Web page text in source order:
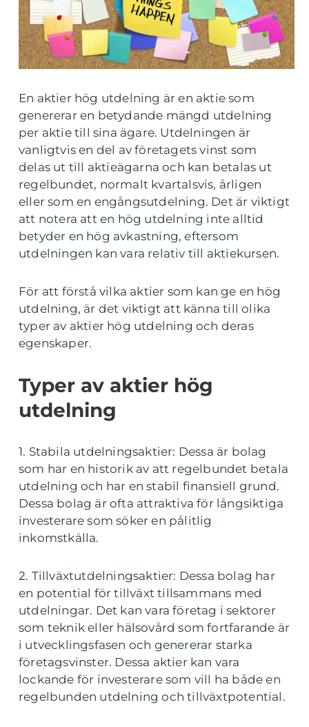
En aktier hög utdelning är en aktie som
genererar en betydande mängd utdelning
per aktie till sina ägare. Utdelningen är
vanligtvis en del av företagets vinst som
delas ut till aktieägarna och kan betalas ut
regelbundet, normalt kvartalsvis, årligen
eller som en engångsutdelning. Det är viktigt
att notera att en hög utdelning inte alltid
betyder en hög avkastning, eftersom
utdelningen kan vara relativ till aktiekursen.
För att förstå vilka aktier som kan ge en hög
utdelning, är det viktigt att känna till olika
typer av aktier hög utdelning och deras
egenskaper.
Typer av aktier hög
utdelning
1. Stabila utdelningsaktier: Dessa är bolag
som har en historik av att regelbundet betala
utdelning och har en stabil finansiell grund.
Dessa bolag är ofta attraktiva för långsiktiga
investerare som söker en pålitlig
inkomstkälla.
2. Tillväxtutdelningsaktier: Dessa bolag har
en potential för tillväxt tillsammans med
utdelningar. Det kan vara företag i sektorer
som teknik eller hälsovård som fortfarande är
i utvecklingsfasen och genererar starka
företagsvinster. Dessa aktier kan vara
lockande för investerare som vill ha både en
regelbunden utdelning och tillväxtpotential.